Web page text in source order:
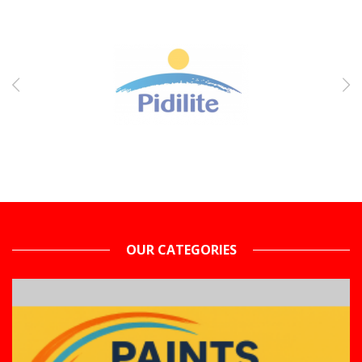
OUR CATEGORIES